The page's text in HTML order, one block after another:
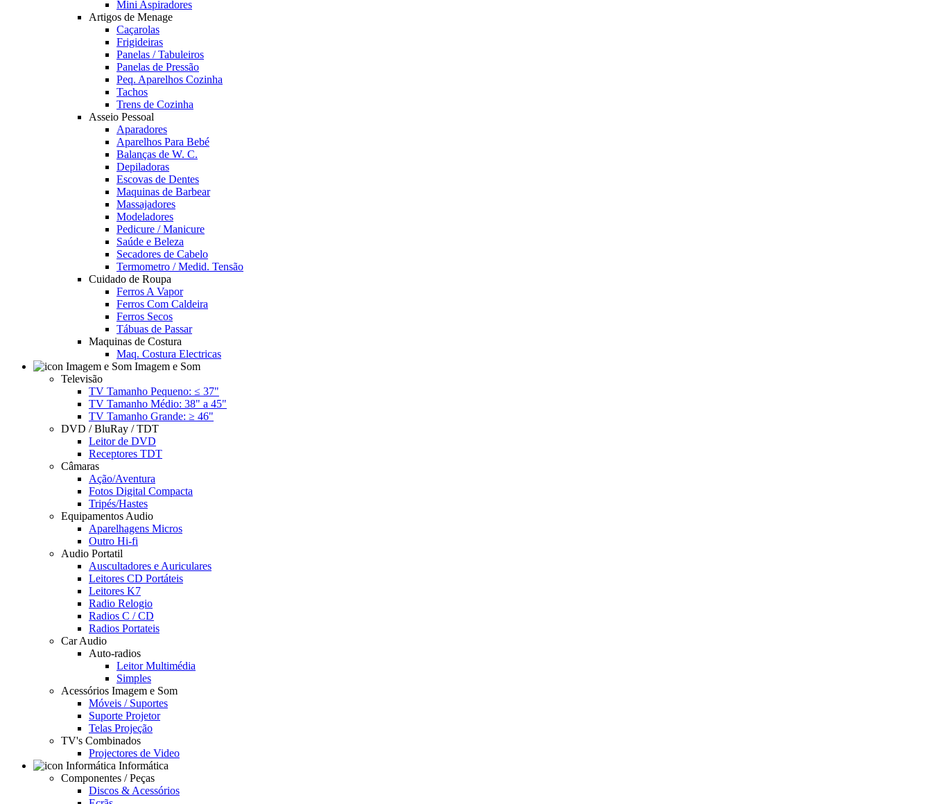
Mini Aspiradores
Artigos de Menage
Caçarolas
Frigideiras
Panelas / Tabuleiros
Panelas de Pressão
Peq. Aparelhos Cozinha
Tachos
Trens de Cozinha
Asseio Pessoal
Aparadores
Aparelhos Para Bebé
Balanças de W. C.
Depiladoras
Escovas de Dentes
Maquinas de Barbear
Massajadores
Modeladores
Pedicure / Manicure
Saúde e Beleza
Secadores de Cabelo
Termometro / Medid. Tensão
Cuidado de Roupa
Ferros A Vapor
Ferros Com Caldeira
Ferros Secos
Tábuas de Passar
Maquinas de Costura
Maq. Costura Electricas
Imagem e Som
Televisão
TV Tamanho Pequeno: ≤ 37"
TV Tamanho Médio: 38" a 45"
TV Tamanho Grande: ≥ 46"
DVD / BluRay / TDT
Leitor de DVD
Receptores TDT
Câmaras
Ação/Aventura
Fotos Digital Compacta
Tripés/Hastes
Equipamentos Audio
Aparelhagens Micros
Outro Hi-fi
Audio Portatil
Auscultadores e Auriculares
Leitores CD Portáteis
Leitores K7
Radio Relogio
Radios C / CD
Radios Portateis
Car Audio
Auto-radios
Leitor Multimédia
Simples
Acessórios Imagem e Som
Móveis / Suportes
Suporte Projetor
Telas Projeção
TV's Combinados
Projectores de Video
Informática
Componentes / Peças
Discos & Acessórios